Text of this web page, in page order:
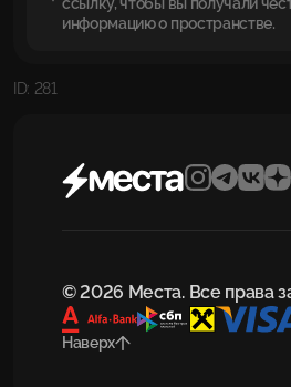
ссылку, чтобы вы получали
информацию о пространстве.
ID: 281
© 2026 Места. Все права
Наверх